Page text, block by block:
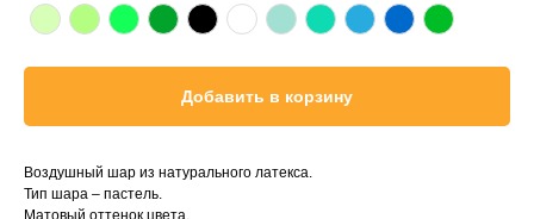
Добавить в корзину
Воздушный шар из натурального латекса.
Тип шара – пастель.